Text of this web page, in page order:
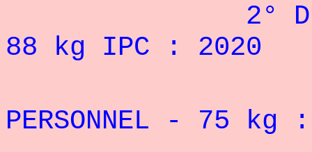
2° DE LA
88 kg IPC : 2020
PERSONNEL - 75 kg